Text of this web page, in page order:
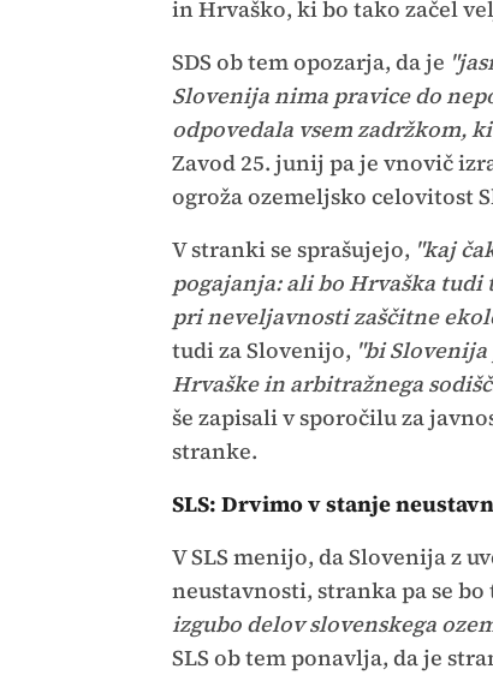
in Hrvaško, ki bo tako začel
SDS ob tem opozarja, da je
Slovenija nima pravice do
odpovedala vsem zadržkom,
Zavod 25. junij pa je vnovič
ogroža ozemeljsko celovitost
V stranki se sprašujejo, "kaj
pogajanja: ali bo Hrvaška
pri neveljavnosti zaščitne
tudi za Slovenijo, "bi
Hrvaške in arbitražnega
še zapisali v sporočilu za
stranke.
SLS: Drvimo v stanje
V SLS menijo, da Slovenija z
neustavnosti, stranka pa se
izgubo delov slovenskega
SLS ob tem ponavlja, da je